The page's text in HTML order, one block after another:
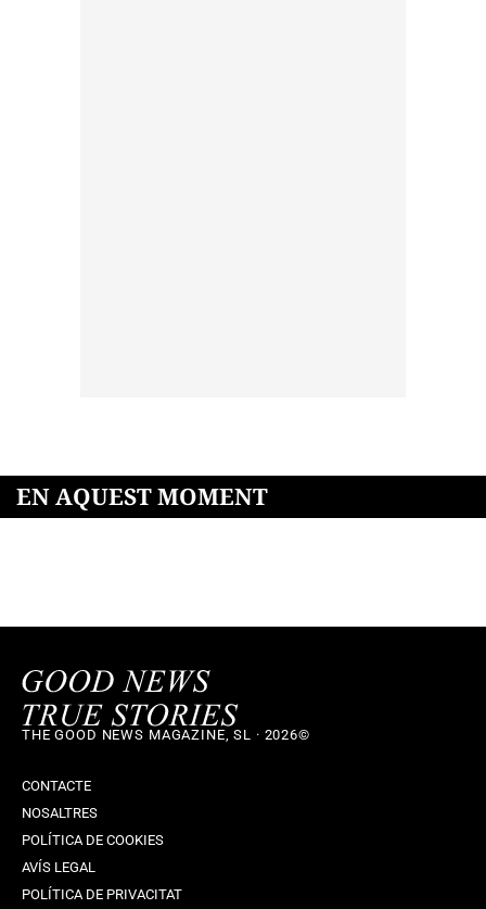
EN AQUEST MOMENT
THE GOOD NEWS MAGAZINE, SL · 2026©
CONTACTE
NOSALTRES
POLÍTICA DE COOKIES
AVÍS LEGAL
POLÍTICA DE PRIVACITAT